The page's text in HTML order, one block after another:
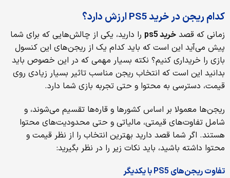
کدام ریجن در خرید PS5 ارزش دارد؟
زمانی که قصد خریدps5 را دارید، یکی از چالش‌هایی که برای شما
پیش می‌آید این است که باید کدام یک از ریجن‌های این کنسول
بازی را خریداری کنیم؟ نکته بسیار مهمی که در این خصوص باید
بدانید این است که انتخاب ریجن مناسب تاثیر بسیار زیادی روی
قیمت، دسترسی به محتوا و حتی تجربه بازی شما دارد.
ریجن‌ها معمولا بر اساس کشورها و قاره‌ها تقسیم می‌شوند، و
شامل تفاوت‌های قیمتی، مالیاتی و حتی محدودیت‌های محتوا
هستند. اگر شما قصد دارید بهترین انتخاب را از نظر قیمت و
محتوا داشته باشید، باید نکات زیر را در نظر بگیرید:
تفاوت ریجن‌های PS5 با یکدیگر